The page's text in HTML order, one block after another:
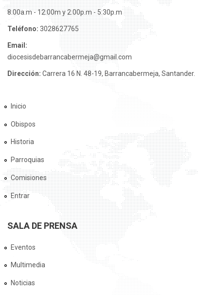
8:00a.m - 12:00m y 2:00p.m - 5:30p.m
Teléfono: 3028627765
Email:
diocesisdebarrancabermeja@gmail.com
Dirección: Carrera 16 N. 48-19, Barrancabermeja, Santander.
Inicio
Obispos
Historia
Parroquias
Comisiones
Entrar
SALA DE PRENSA
Eventos
Multimedia
Noticias